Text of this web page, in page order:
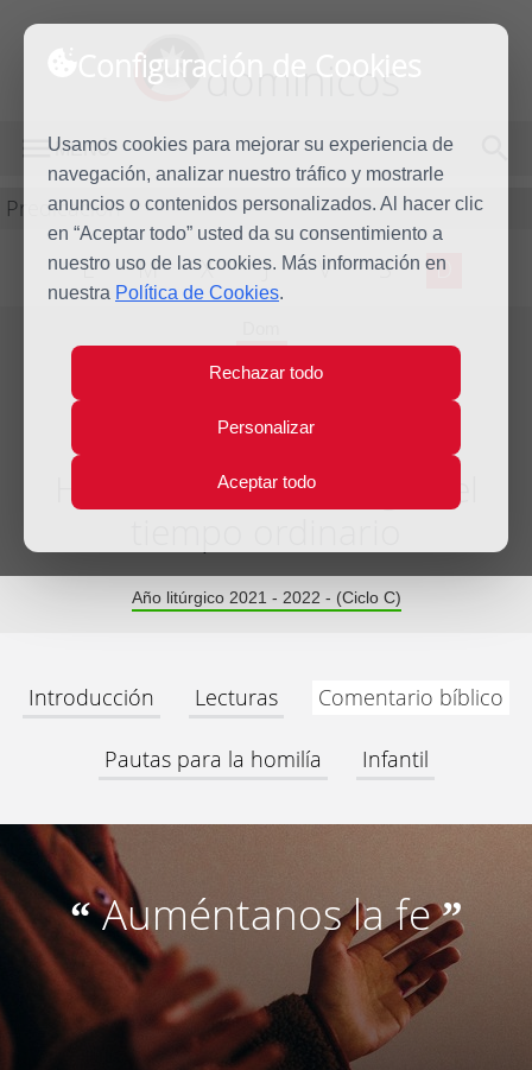
Configuración de Cookies
Usamos cookies para mejorar su experiencia de
navegación, analizar nuestro tráfico y mostrarle
anuncios o contenidos personalizados. Al hacer clic
en “Aceptar todo” usted da su consentimiento a
nuestro uso de las cookies. Más información en
nuestra Política de Cookies.
Rechazar todo
Personalizar
Aceptar todo
dominicos
MENÚ
Predicación
L M X J V S D
2
Oct
Homilía XXVII Domingo del
Año litúrgico 2021 - 2022 - (Ciclo C)
Introducción Lecturas Comentario bíblico
Pautas para la homilía Infantil
“Auméntanos la fe”